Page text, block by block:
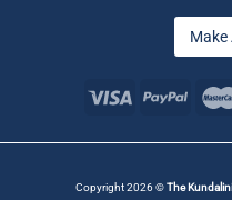
Make
Copyright 2026 ©The